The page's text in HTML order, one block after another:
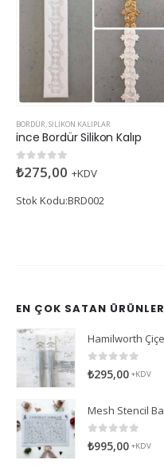
BORDÜR,SILIKON KALIPLAR
0 5 üzerinden
₺395,00
Stok Kodu:BRD003
EN ÇOK SATAN ÜRÜNLER
Hamilworth
0 5 üzerinden
₺295,00 +KDV
Mesh Stencil
0 5 üzerinden
₺995,00 +KDV